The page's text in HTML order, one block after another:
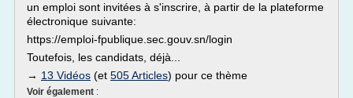
un emploi sont invitées à s'inscrire, à partir de la plateforme
électronique suivante:
https://emploi-fpublique.sec.gouv.sn/login
Toutefois, les candidats, déjà...
→ 13 Vidéos (et 505 Articles) pour ce thème
Voir également :